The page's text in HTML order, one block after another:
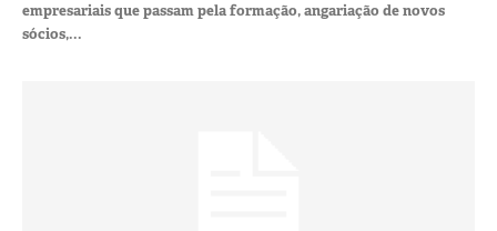
empresariais que passam pela formação, angariação de novos
sócios,...